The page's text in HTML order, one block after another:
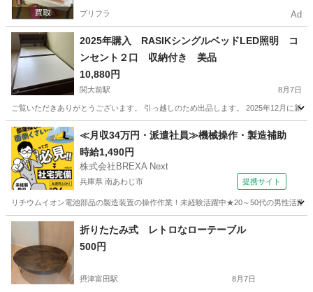
プリフラ Ad
2025年購入 RASIKシングルベッドLED照明 コ
ンセント２口 収納付き 美品
10,880円
関大前駅 8月7日
ご覧いただきありがとうございます。 引っ越しのため出品します。 2025年12月に
大阪 吹田市 関大前駅 ベッド
≪月収34万円・派遣社員≫機械操作・製造補助
時給1,490円
株式会社BREXA Next
兵庫県 南あわじ市 提携サイト
リチウムイオン電池部品の製造装置の操作作業！未経験活躍中★20～50代の男性活
兵庫 南あわじ市 その他
折りたたみ式 レトロなローテーブル
500円
摂津富田駅 8月7日